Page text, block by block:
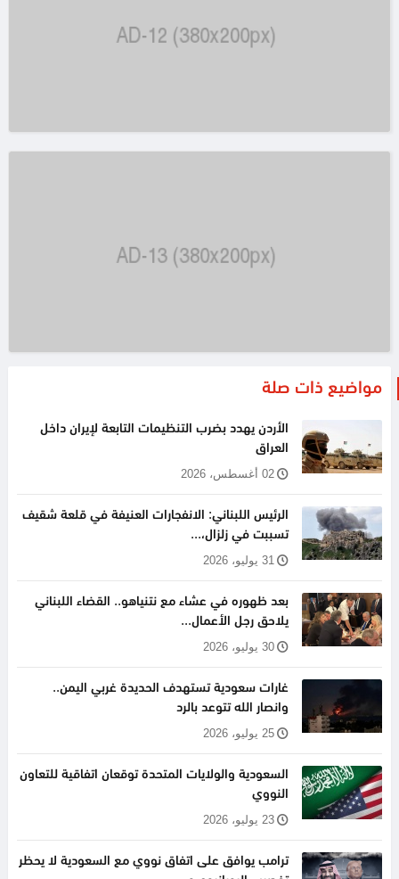
مواضيع ذات صلة
الأردن يهدد بضرب التنظيمات التابعة لإيران داخل
العراق
02 أغسطس، 2026
الرئيس اللبناني: الانفجارات العنيفة في قلعة شقيف
تسببت في زلزال،...
31 يوليو، 2026
بعد ظهوره في عشاء مع نتنياهو.. القضاء اللبناني
يلاحق رجل الأعمال...
30 يوليو، 2026
غارات سعودية تستهدف الحديدة غربي اليمن..
وانصار الله تتوعد بالرد
25 يوليو، 2026
السعودية والولايات المتحدة توقعان اتفاقية للتعاون
النووي
23 يوليو، 2026
ترامب يوافق على اتفاق نووي مع السعودية لا يحظر